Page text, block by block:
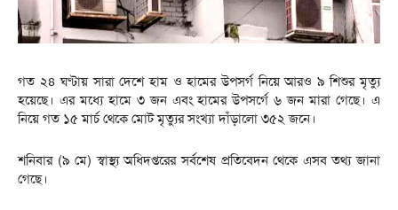
গত ২৪ ঘণ্টায় সারা দেশে হাম ও হামের উপসর্গ নিয়ে আরও ৯ শিশুর মৃত্যু
হয়েছে। এর মধ্যে হামে ৩ জন এবং হামের উপসর্গে ৬ জন মারা গেছে। এ
নিয়ে গত ১৫ মার্চ থেকে মোট মৃত্যুর সংখ্যা দাঁড়ালো ৩৫২ জনে।
শনিবার (৯ মে) স্বাস্থ্য অধিদপ্তরের সর্বশেষ প্রতিবেদন থেকে এসব তথ্য জানা
গেছে।